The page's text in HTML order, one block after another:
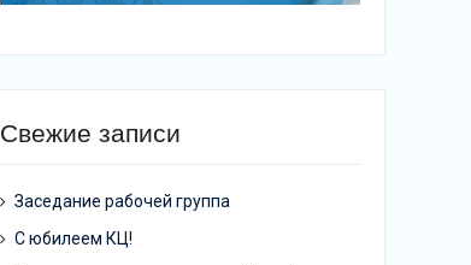
Свежие записи
Заседание рабочей группа
С юбилеем КЦ!